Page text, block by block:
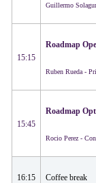
Guillermo
15:15
Roadmap
Ruben Rueda -
15:45
Roadmap
Rocio Perez -
16:15 Coffee break​